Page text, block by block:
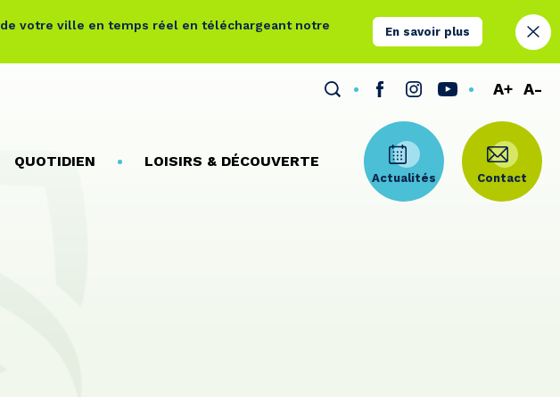
votre ville en temps réel en téléchargeant notre
En savoir plus
QUOTIDIEN LOISIRS & DÉCOUVERTE
Actualités Contact
A+ A-